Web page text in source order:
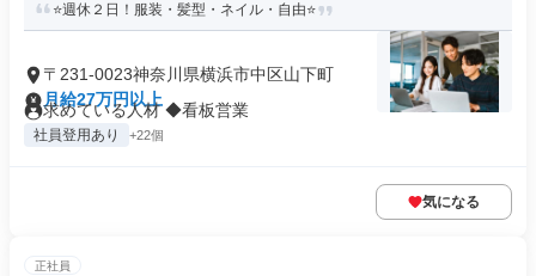
⭐週休２日！服装・髪型・ネイル・自由⭐
〒231-0023神奈川県横浜市中区山下町
月給27万円以上
求めている人材 ◆看板営業
社員登用あり +22個
気になる
正社員